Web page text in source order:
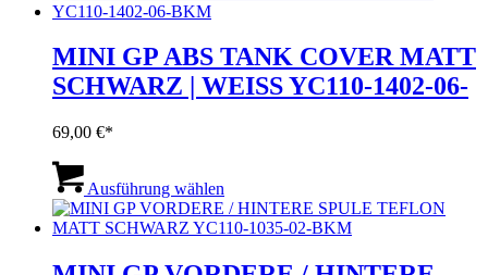
MINI GP ABS TANK COVER MATT
SCHWARZ | WEISS YC110-1402-06-
69,00 €
Ausführung wählen
weist
mehrere
auf.